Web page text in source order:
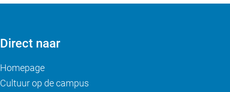
Direct naar
Homepage
Cultuur op de campus